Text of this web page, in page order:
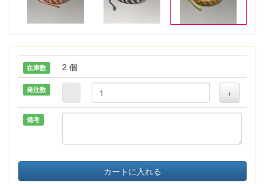
在庫数 2 個
発注数 - +
備考
カートに入れる